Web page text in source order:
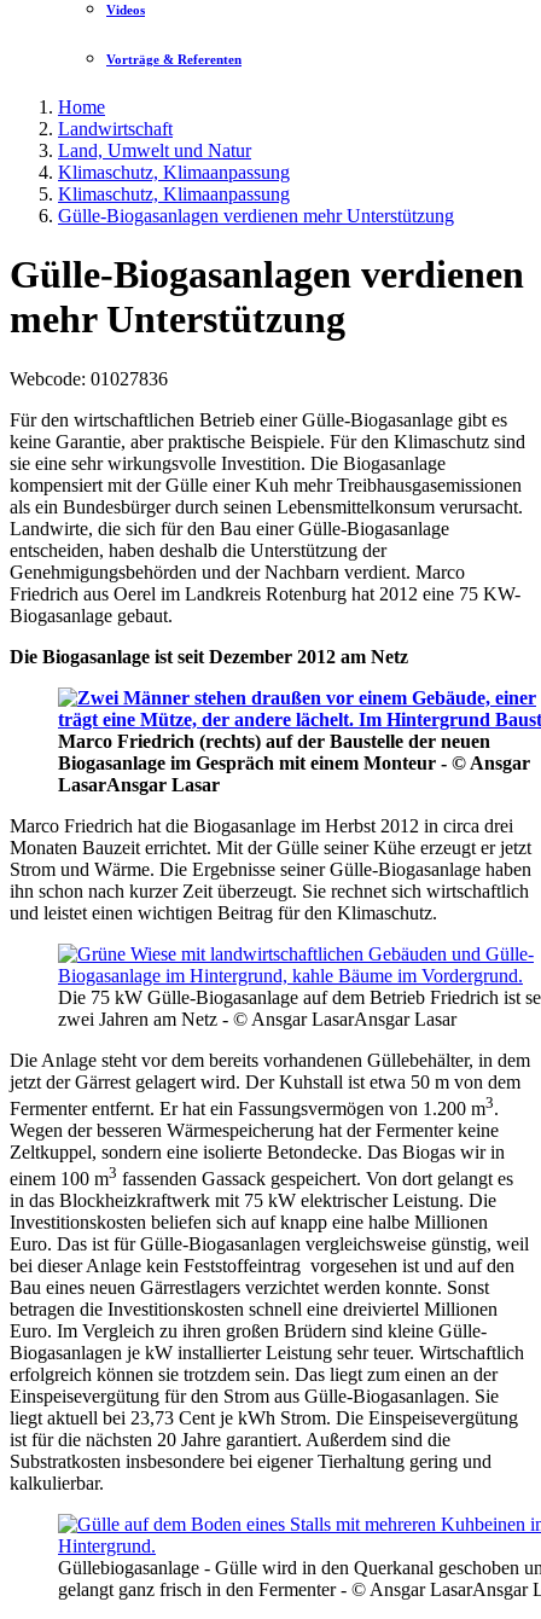
Videos
Vorträge & Referenten
Home
Landwirtschaft
Land, Umwelt und Natur
Klimaschutz, Klimaanpassung
Klimaschutz, Klimaanpassung
Gülle-Biogasanlagen verdienen mehr Unterstützung
Gülle-Biogasanlagen verdienen
mehr Unterstützung
Webcode: 01027836
Für den wirtschaftlichen Betrieb einer Gülle-Biogasanlage gibt es
keine Garantie, aber praktische Beispiele. Für den Klimaschutz sind
sie eine sehr wirkungsvolle Investition. Die Biogasanlage
kompensiert mit der Gülle einer Kuh mehr Treibhausgasemissionen
als ein Bundesbürger durch seinen Lebensmittelkonsum verursacht.
Landwirte, die sich für den Bau einer Gülle-Biogasanlage
entscheiden, haben deshalb die Unterstützung der
Genehmigungsbehörden und der Nachbarn verdient. Marco
Friedrich aus Oerel im Landkreis Rotenburg hat 2012 eine 75 KW-
Biogasanlage gebaut.
Die Biogasanlage ist seit Dezember 2012 am Netz
Marco Friedrich (rechts) auf der Baustelle der neuen
Biogasanlage im Gespräch mit einem Monteur - © Ansgar
LasarAnsgar Lasar
Marco Friedrich hat die Biogasanlage im Herbst 2012 in circa drei
Monaten Bauzeit errichtet. Mit der Gülle seiner Kühe erzeugt er jetzt
Strom und Wärme. Die Ergebnisse seiner Gülle-Biogasanlage haben
ihn schon nach kurzer Zeit überzeugt. Sie rechnet sich wirtschaftlich
und leistet einen wichtigen Beitrag für den Klimaschutz.
Die 75 kW Gülle-Biogasanlage auf dem Betrieb Friedrich ist
zwei Jahren am Netz - © Ansgar LasarAnsgar Lasar
Die Anlage steht vor dem bereits vorhandenen Güllebehälter, in dem
jetzt der Gärrest gelagert wird. Der Kuhstall ist etwa 50 m von dem
Fermenter entfernt. Er hat ein Fassungsvermögen von 1.200 m3.
Wegen der besseren Wärmespeicherung hat der Fermenter keine
Zeltkuppel, sondern eine isolierte Betondecke. Das Biogas wir in
einem 100 m3 fassenden Gassack gespeichert. Von dort gelangt es
in das Blockheizkraftwerk mit 75 kW elektrischer Leistung. Die
Investitionskosten beliefen sich auf knapp eine halbe Millionen
Euro. Das ist für Gülle-Biogasanlagen vergleichsweise günstig, weil
bei dieser Anlage kein Feststoffeintrag vorgesehen ist und auf den
Bau eines neuen Gärrestlagers verzichtet werden konnte. Sonst
betragen die Investitionskosten schnell eine dreiviertel Millionen
Euro. Im Vergleich zu ihren großen Brüdern sind kleine Gülle-
Biogasanlagen je kW installierter Leistung sehr teuer. Wirtschaftlich
erfolgreich können sie trotzdem sein. Das liegt zum einen an der
Einspeisevergütung für den Strom aus Gülle-Biogasanlagen. Sie
liegt aktuell bei 23,73 Cent je kWh Strom. Die Einspeisevergütung
ist für die nächsten 20 Jahre garantiert. Außerdem sind die
Substratkosten insbesondere bei eigener Tierhaltung gering und
kalkulierbar.
Güllebiogasanlage - Gülle wird in den Querkanal geschoben
gelangt ganz frisch in den Fermenter - © Ansgar LasarAnsgar